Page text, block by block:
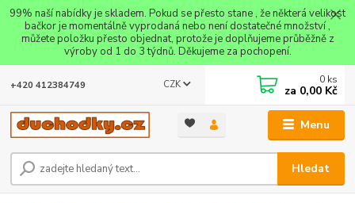
99% naší nabídky je skladem. Pokud se přesto stane , že některá velikost
bačkor je momentálně vyprodaná nebo není dostatečné množství ,
můžete položku přesto objednat, protože je doplňujeme průběžně z
výroby od 1 do 3 týdnů. Děkujeme za pochopení.
Menu
CZK
Hledat
+420 412384749 0 ks
za 0,00 Kč